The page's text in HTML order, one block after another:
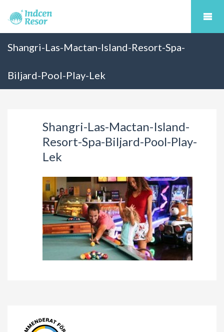
Shangri-Las-Mactan-Island-Resort-Spa-
Biljard-Pool-Play-Lek
Shangri-Las-Mactan-Island-
Resort-Spa-Biljard-Pool-Play-
Lek